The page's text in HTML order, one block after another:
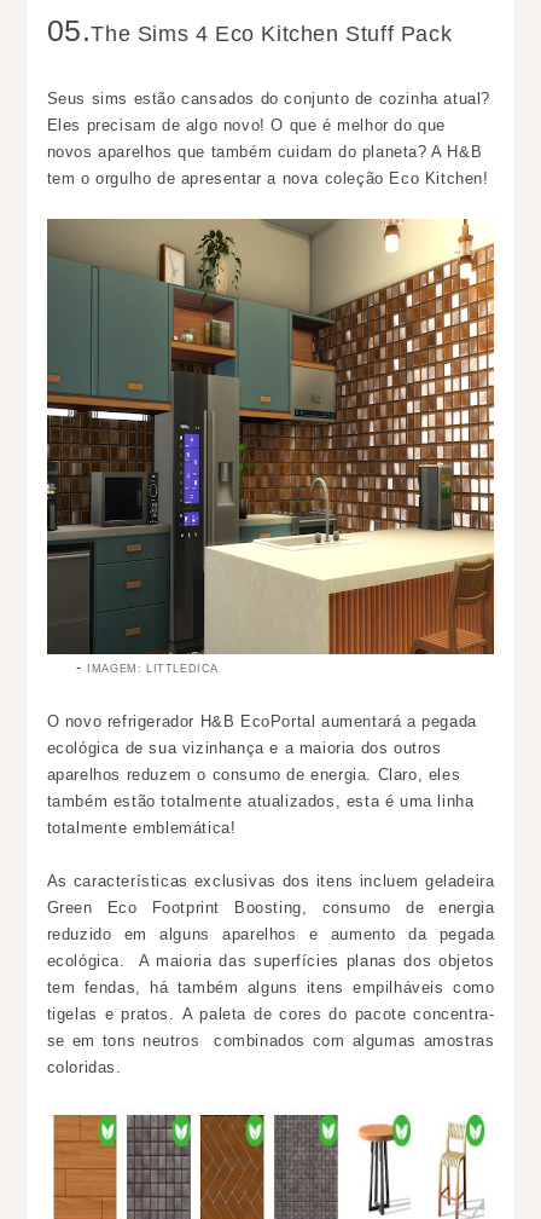
05.The Sims 4 Eco Kitchen Stuff Pack
Seus sims estão cansados ​​do conjunto de cozinha atual?
Eles precisam de algo novo! O que é melhor do que
novos aparelhos que também cuidam do planeta? A H&B
tem o orgulho de apresentar a nova coleção Eco Kitchen!
IMAGEM: LITTLEDICA
O novo refrigerador H&B EcoPortal aumentará a pegada
ecológica de sua vizinhança e a maioria dos outros
aparelhos reduzem o consumo de energia. Claro, eles
também estão totalmente atualizados, esta é uma linha
totalmente emblemática!
As características exclusivas dos itens incluem geladeira
Green Eco Footprint Boosting, consumo de energia
reduzido em alguns aparelhos e aumento da pegada
ecológica. A maioria das superfícies planas dos objetos
tem fendas, há também alguns itens empilháveis ​​como
tigelas e pratos. A paleta de cores do pacote concentra-
se em tons neutros ​​combinados com algumas amostras
coloridas.